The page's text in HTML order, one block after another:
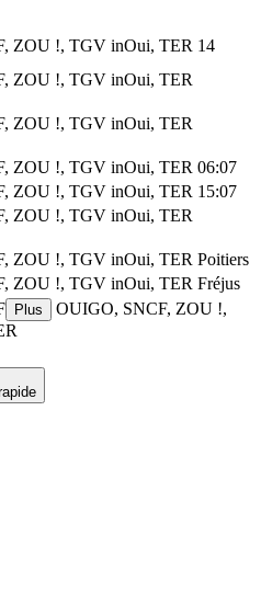
ZOU !, TGV inOui, TER 14
ZOU !, TGV inOui, TER
ZOU !, TGV inOui, TER
ZOU !, TGV inOui, TER 06:07
ZOU !, TGV inOui, TER 15:07
ZOU !, TGV inOui, TER
ZOU !, TGV inOui, TER Poitiers
ZOU !, TGV inOui, TER Fréjus
Plus
OUIGO, SNCF, ZOU !,